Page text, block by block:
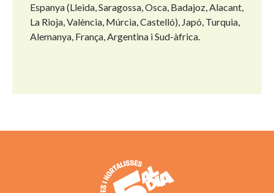
Espanya (Lleida, Saragossa, Osca, Badajoz, Alacant,
La Rioja, València, Múrcia, Castelló), Japó, Turquia,
Alemanya, França, Argentina i Sud-àfrica.